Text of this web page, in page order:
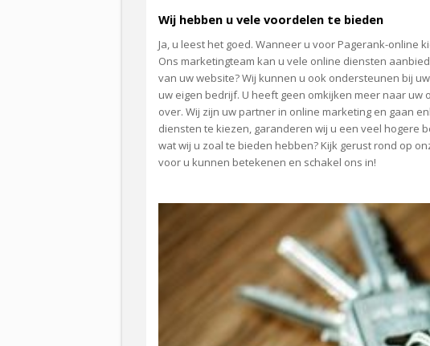
Wij hebben u vele voordelen te bieden
Ja, u leest het goed. Wanneer u voor Pagerank-online
Ons marketingteam kan u vele online diensten
van uw website? Wij kunnen u ook ondersteunen bij
uw eigen bedrijf. U heeft geen omkijken meer naar uw
over. Wij zijn uw partner in online marketing en gaan
diensten te kiezen, garanderen wij u een veel hogere
wat wij u zoal te bieden hebben? Kijk gerust rond op
voor u kunnen betekenen en schakel ons in!